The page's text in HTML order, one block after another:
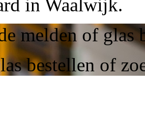
in Waalwijk.
melden of
bestellen of